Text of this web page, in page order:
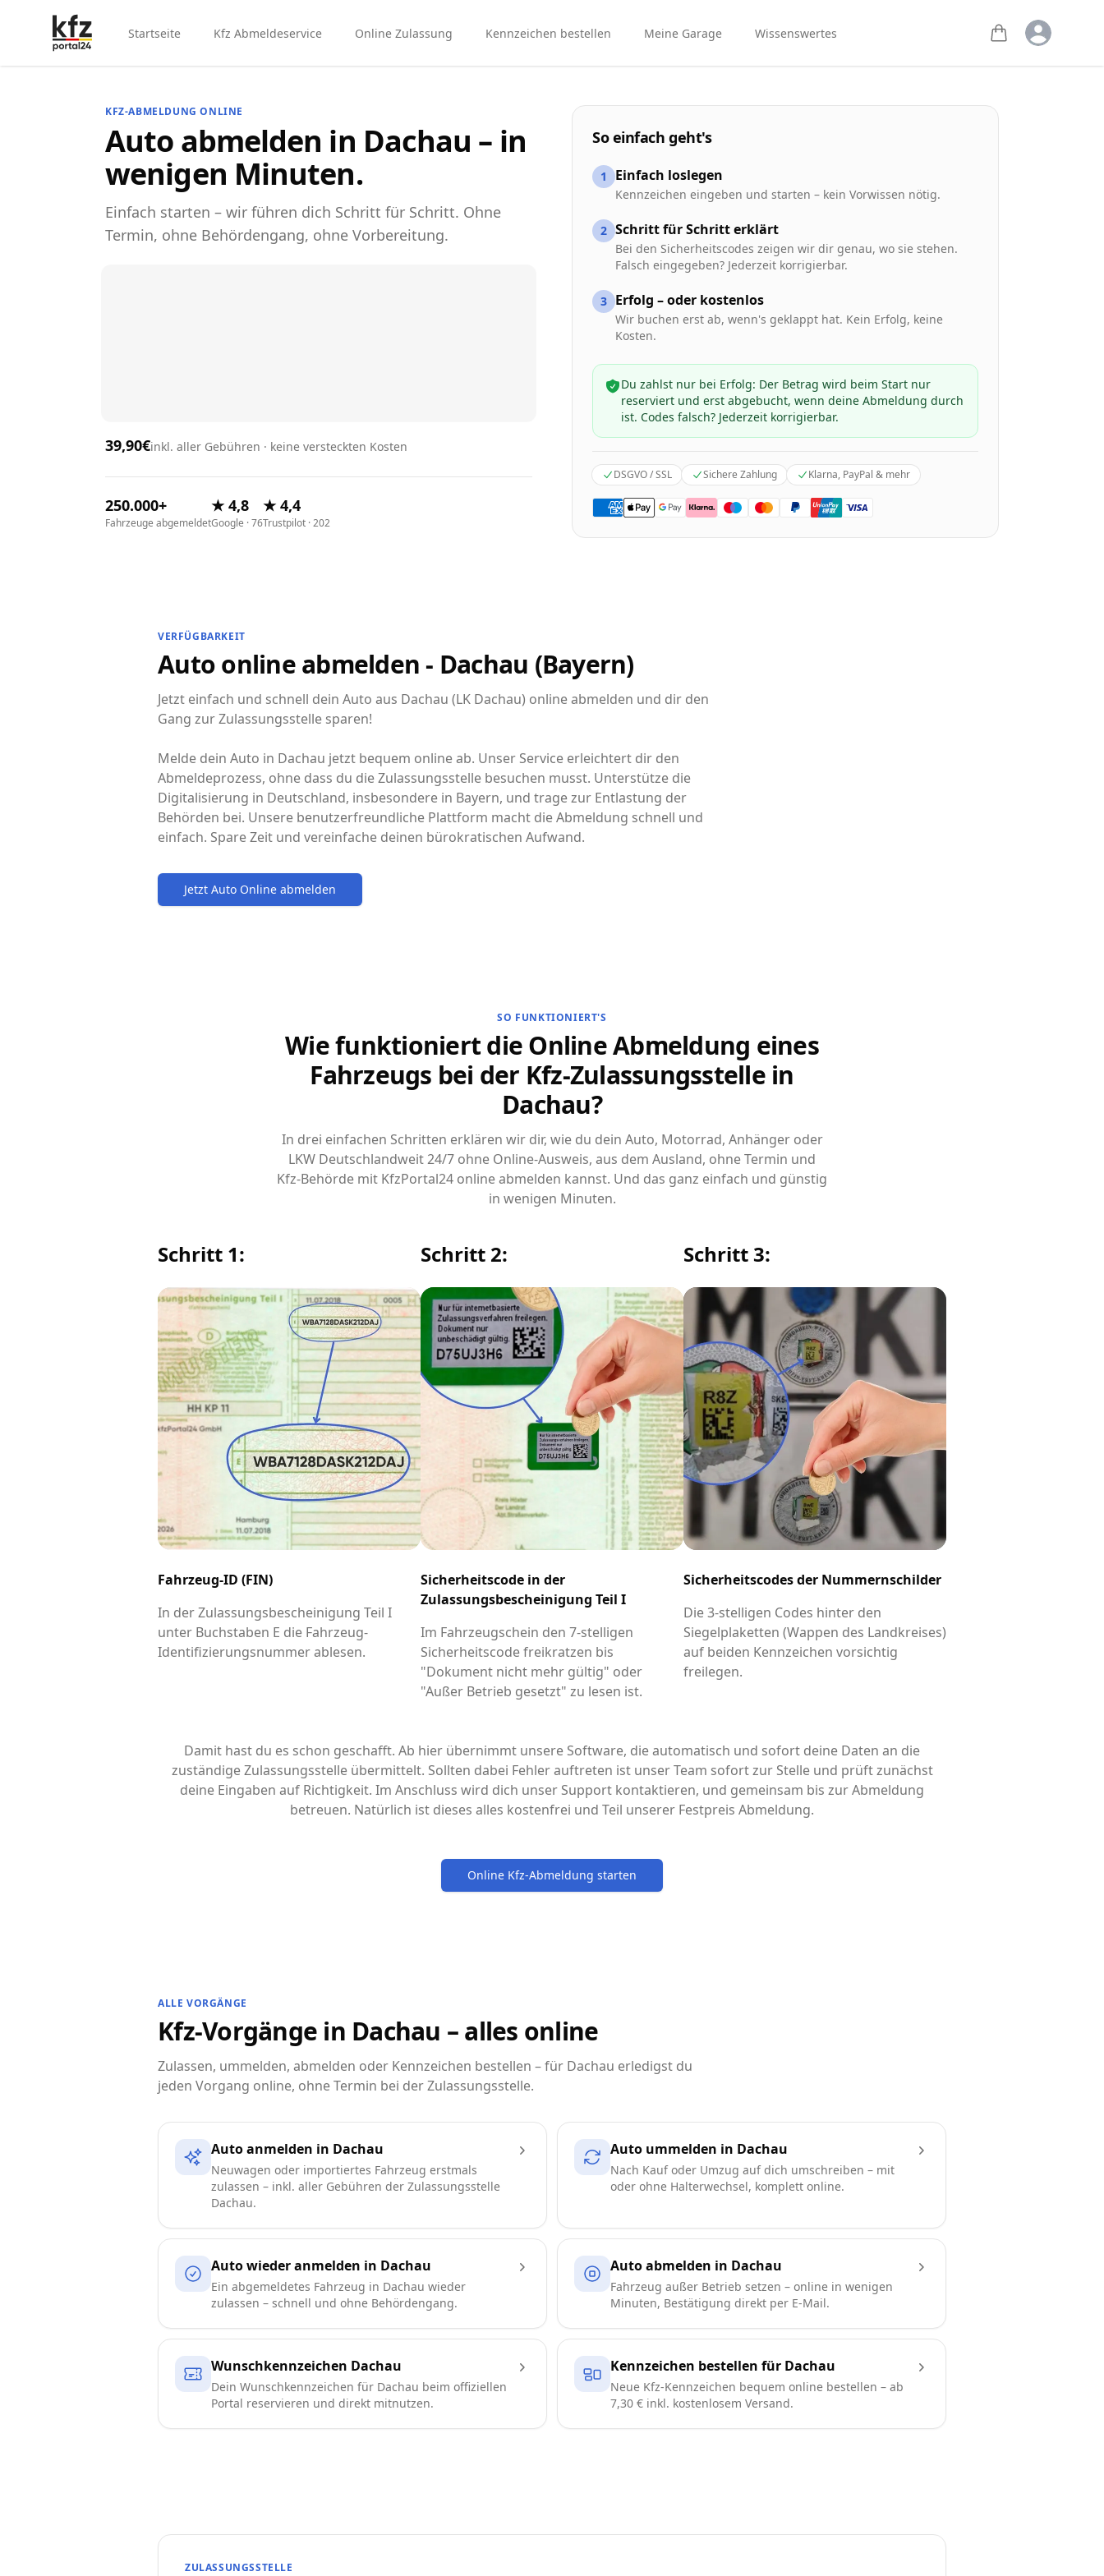
Startseite Kfz Abmeldeservice Online Zulassung Kennzeichen bestellen Meine Garage Wissenswertes Open user
KFZ-ABMELDUNG ONLINE
Auto abmelden in Dachau – in
wenigen Minuten.
Einfach starten – wir führen dich Schritt für Schritt. Ohne
Termin, ohne Behördengang, ohne Vorbereitung.
39,90€inkl. aller Gebühren · keine versteckten Kosten
250.000+
Fahrzeuge abgemeldet
★ 4,8
Google · 76
★ 4,4
Trustpilot · 202
So einfach geht's
1 Einfach loslegen
Kennzeichen eingeben und starten – kein Vorwissen nötig.
2 Schritt für Schritt erklärt
Bei den Sicherheitscodes zeigen wir dir genau, wo sie stehen.
Falsch eingegeben? Jederzeit korrigierbar.
3 Erfolg – oder kostenlos
Wir buchen erst ab, wenn's geklappt hat. Kein Erfolg, keine
Kosten.
Du zahlst nur bei Erfolg: Der Betrag wird beim Start nur
reserviert und erst abgebucht, wenn deine Abmeldung durch
ist. Codes falsch? Jederzeit korrigierbar.
DSGVO / SSL Sichere Zahlung Klarna, PayPal & mehr
VERFÜGBARKEIT
Auto online abmelden - Dachau (Bayern)
Jetzt einfach und schnell dein Auto aus Dachau (LK Dachau) online abmelden und dir den
Gang zur Zulassungsstelle sparen!
Melde dein Auto in Dachau jetzt bequem online ab. Unser Service erleichtert dir den
Abmeldeprozess, ohne dass du die Zulassungsstelle besuchen musst. Unterstütze die
Digitalisierung in Deutschland, insbesondere in Bayern, und trage zur Entlastung der
Behörden bei. Unsere benutzerfreundliche Plattform macht die Abmeldung schnell und
einfach. Spare Zeit und vereinfache deinen bürokratischen Aufwand.
Jetzt Auto Online abmelden
SO FUNKTIONIERT'S
Wie funktioniert die Online Abmeldung eines
Fahrzeugs bei der Kfz-Zulassungsstelle in
Dachau?
In drei einfachen Schritten erklären wir dir, wie du dein Auto, Motorrad, Anhänger oder
LKW Deutschlandweit 24/7 ohne Online-Ausweis, aus dem Ausland, ohne Termin und
Kfz-Behörde mit KfzPortal24 online abmelden kannst. Und das ganz einfach und günstig
in wenigen Minuten.
Schritt 1:
Fahrzeug-ID (FIN)
In der Zulassungsbescheinigung Teil I
unter Buchstaben E die Fahrzeug-
Identifizierungsnummer ablesen.
Schritt 2:
Sicherheitscode in der
Zulassungsbescheinigung Teil I
Im Fahrzeugschein den 7-stelligen
Sicherheitscode freikratzen bis
"Dokument nicht mehr gültig" oder
"Außer Betrieb gesetzt" zu lesen ist.
Schritt 3:
Sicherheitscodes der Nummernschilder
Die 3-stelligen Codes hinter den
Siegelplaketten (Wappen des Landkreises)
auf beiden Kennzeichen vorsichtig
freilegen.
Damit hast du es schon geschafft. Ab hier übernimmt unsere Software, die automatisch und sofort deine Daten an die
zuständige Zulassungsstelle übermittelt. Sollten dabei Fehler auftreten ist unser Team sofort zur Stelle und prüft zunächst
deine Eingaben auf Richtigkeit. Im Anschluss wird dich unser Support kontaktieren, und gemeinsam bis zur Abmeldung
betreuen. Natürlich ist dieses alles kostenfrei und Teil unserer Festpreis Abmeldung.
Online Kfz-Abmeldung starten
ALLE VORGÄNGE
Kfz-Vorgänge in Dachau – alles online
Zulassen, ummelden, abmelden oder Kennzeichen bestellen – für Dachau erledigst du
jeden Vorgang online, ohne Termin bei der Zulassungsstelle.
Auto anmelden in Dachau
Neuwagen oder importiertes Fahrzeug erstmals
zulassen – inkl. aller Gebühren der Zulassungsstelle
Dachau.
Auto ummelden in Dachau
Nach Kauf oder Umzug auf dich umschreiben – mit
oder ohne Halterwechsel, komplett online.
Auto wieder anmelden in Dachau
Ein abgemeldetes Fahrzeug in Dachau wieder
zulassen – schnell und ohne Behördengang.
Auto abmelden in Dachau
Fahrzeug außer Betrieb setzen – online in wenigen
Minuten, Bestätigung direkt per E-Mail.
Wunschkennzeichen Dachau
Dein Wunschkennzeichen für Dachau beim offiziellen
Portal reservieren und direkt mitnutzen.
Kennzeichen bestellen für Dachau
Neue Kfz-Kennzeichen bequem online bestellen – ab
7,30 € inkl. kostenlosem Versand.
ZULASSUNGSSTELLE